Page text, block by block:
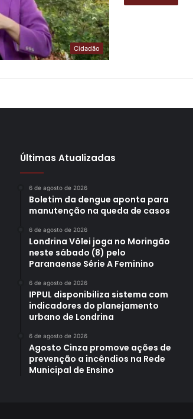
Cidadão
Últimas Atualizadas
6 de agosto de 2026
Boletim da dengue aponta para
manutenção na queda de casos
6 de agosto de 2026
Londrina Vôlei joga no Moringão
neste sábado (8) pelo
Paranaense Série A Feminino
6 de agosto de 2026
IPPUL disponibiliza sistema com
indicadores do planejamento
urbano de Londrina
6 de agosto de 2026
Agosto Cinza promove ações de
prevenção a incêndios na Rede
Municipal de Ensino